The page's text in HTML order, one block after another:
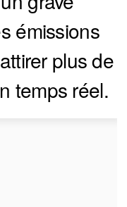
émissions
plus de
temps réel.